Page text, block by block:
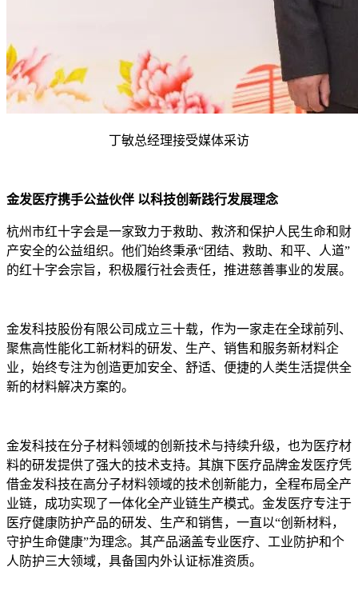
丁敏总经理接受媒体采访
金发医疗携手公益伙伴 以科技创 新践行发展理念
杭州市红十字会是一家致力于救助、救济和保护人民生命和财
产安全的公益组织。他们始终秉承“团结、救助、和平、人道”
的红十字会宗旨，积极履行社会责任，推进慈善事业的发展。
金发科技股份有限公司成立三十载，作为一家走在全球前列、
聚焦高性能化工新材料的研发、生产、销售和服务新材料企
业，始终专注为创造更加安全、舒适、便捷的人类生活提供全
新的材料解决方案的。
金发科技在分子材料领域的创新技术与持续升级，也为医疗材
料的研发提供了强大的技术支持。其旗下医疗品牌金发医疗凭
借金发科技在高分子材料领域的技术创新能力，全程布局全产
业链，成功实现了一体化全产业链生产模式。金发医疗专注于
医疗健康防护产品的研发、生产和销售，一直以“创新材料，
守护生命健康”为理念。其产品涵盖专业医疗、工业防护和个
人防护三大领域，具备国内外认证标准资质。